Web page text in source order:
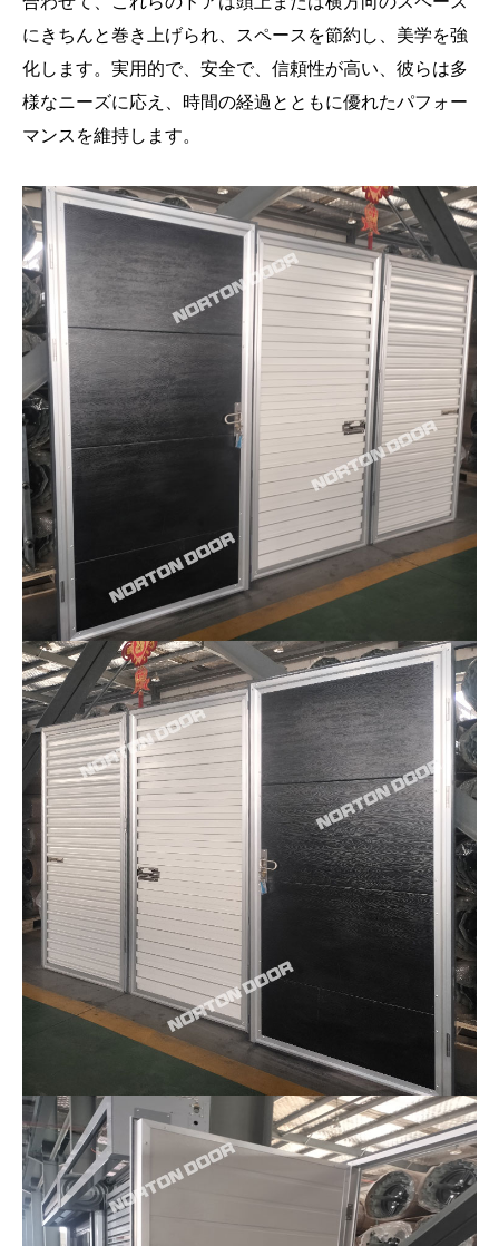
にきちんと巻き上げられ、スペースを節約し、美学を強
化します。実用的で、安全で、信頼性が高い、彼らは多
様なニーズに応え、時間の経過とともに優れたパフォー
マンスを維持します。